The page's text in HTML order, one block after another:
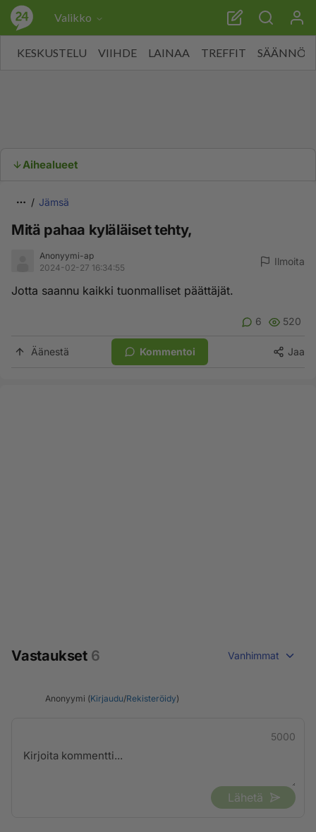
Valikko
KESKUSTELU VIIHDE LAINAA TREFFIT SÄÄNNÖT
Aihealueet
Jämsä
Mitä pahaa kyläläiset tehty,
Anonyymi-ap
2024-02-27 16:34:55
Ilmoita
Jotta saannu kaikki tuonmalliset päättäjät.
6 520
Äänestä Kommentoi Jaa
Vastaukset 6 Vanhimmat
Anonyymi (Kirjaudu/Rekisteröidy)
5000
Lähetä